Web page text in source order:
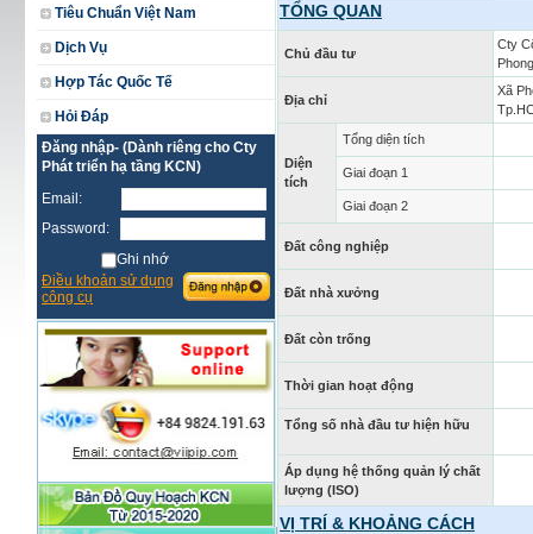
Tiêu Chuẩn Việt Nam
Dịch Vụ
Hợp Tác Quốc Tế
Hỏi Đáp
Đăng nhập- (Dành riêng cho Cty
Phát triển hạ tầng KCN)
Email:
Password:
Ghi nhớ
Điều khoản sử dụng
công cụ
TỔNG QUAN
Chủ đầu tư
Cty
Địa chỉ
Xã
Diện
tích
Tổng diện tích
Giai đoạn 1
Giai đoạn 2
Đất công nghiệp
Đất nhà xưởng
Đất còn trống
Thời gian hoạt động
Tổng số nhà đầu tư hiện hữu
Áp dụng hệ thống quản lý chất
lượng (ISO)
VỊ TRÍ & KHOẢNG CÁCH